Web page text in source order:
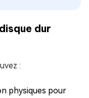
dur
:
physiques pour